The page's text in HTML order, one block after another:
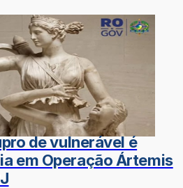
de vulnerável é
em Operação Ártemis